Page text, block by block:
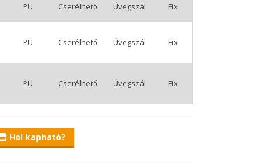
PU Cserélhető Üvegszál Fix
PU Cserélhető Üvegszál Fix
PU Cserélhető Üvegszál Fix
Hol kapható?